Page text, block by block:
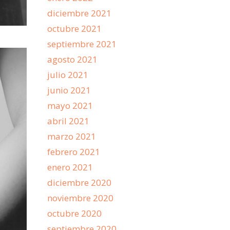
diciembre 2021
octubre 2021
septiembre 2021
agosto 2021
julio 2021
junio 2021
mayo 2021
abril 2021
marzo 2021
febrero 2021
enero 2021
diciembre 2020
noviembre 2020
octubre 2020